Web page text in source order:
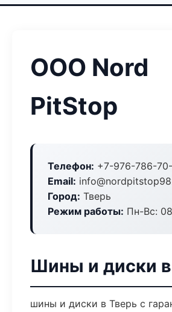
ООО Nord
PitStop
Телефон: +7-976-786-
Email:
Город: Тверь
Режим работы: Пн-Вс:
Шины и диски
шины и диски в Тверь с